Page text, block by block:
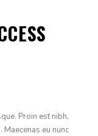
Proin est nibh,
eu nunc